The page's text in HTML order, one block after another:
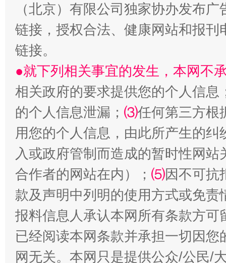
受贿1.44亿！段成刚被判无期 从幼
全民健身五年计划来了！等你上场
（北京）有限公司独家协办发布
链接，授权合法、健康网站和报
链接。
●就下列相关事宜的发生，本网不
相关政府的要求提供您的个人信息
的个人信息泄漏； ⑶任何第三方根
用您的个人信息，由此所产生的纠
入或政府管制而造成的暂时性网
合作者的网站在内）； ⑸因不可抗
款及声明中列明的使用方式或免责
报料信息人承认本网所有条款方
已经阅读本网条款并承担一切因
网无关。本网只是提供公众/公民/